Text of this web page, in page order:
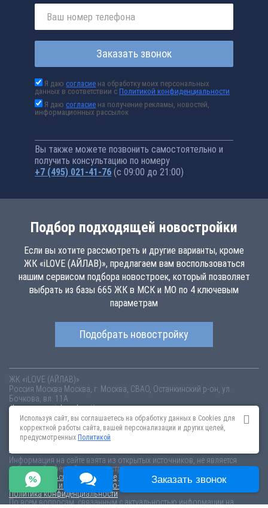
Заказать звонок
Я даюсогласие на обработку моих персональных
данных в соответствии сПолитикой конфиденциальности
Я даюсогласие на получение рекламы, новостей,
информационных рассылок
Вы также можете позвонить самостоятельно и
получить консультацию по номеру
+7 (495) 021-41-76 (с 09:00 до 21:00)
Подбор подходящей новостройки
Если вы хотите рассмотреть и другие варианты, кроме
ЖК «iLOVE (АЙЛАВ)», предлагаем вам воспользоваться
нашим сервисом подбора новостроек, который позволяет
выбрать из базы 665 ЖК в МСК и МО по 4 ключевым
параметрам
Подобрать новостройку
ЖК «iLOVE (АЙЛАВ)»
Россия Москва Москва, г. Москва, СВАО, Останкинский р-он, ул.
Бочкова, вл. 11А
ilove.novopoisk.msk.ruКупить квартиру в новом жилом комплексе
«iLOVE (АЙЛАВ)» от «Кортрос» в Останкинском районе. Квартиры
различных планировок от 18.55 млн рублей!
Информация на сайте взята из открытых источников, не является
публичной офертой и распространяется для ознакомления.
Пользовательское соглашение
Соглашение о размещении
Пояснение об информационно-рекламном характере сведений
Политика конфиденциальности
По всем вопросам, связанным с актуальностью информации на
Используя сайт, вы соглашаетесь на обработку данных в Cookies для
корректной работы сайта, вашей персонализации и других целей,
предусмотренных Политикой
Заказать звонок